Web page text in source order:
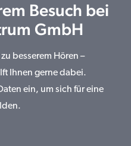
Besuch bei
GmbH
besserem Hören –
Ihnen gerne dabei.
ein, um sich für eine